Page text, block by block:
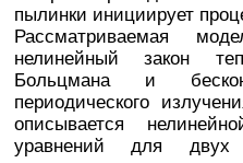
пылинки инициирует
Рассматриваемая
нелинейный закон
Больцмана и
периодического
описывается
уравнений для